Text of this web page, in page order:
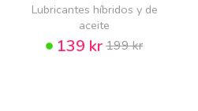
Lubricantes híbridos y de
aceite
139 kr199 kr